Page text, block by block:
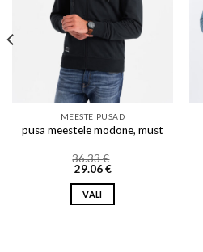
MEESTE PUSAD
pusa meestele modone, must
36.33€
29.06€
VALI